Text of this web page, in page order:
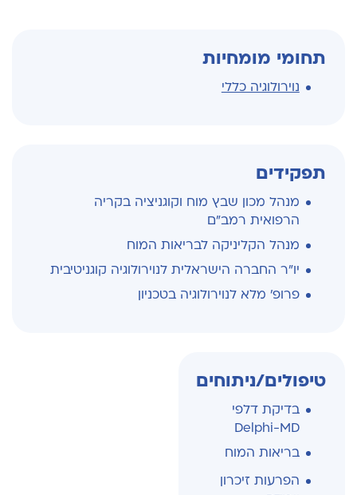
תחומי מומחיות
נוירולוגיה כללי
תפקידים
מנהל מכון שבץ מוח וקוגניציה בקריה
הרפואית רמב"ם
מנהל הקליניקה לבריאות המוח
יו"ר החברה הישראלית לנוירולוגיה קוגניטיבית
פרופ' מלא לנוירולוגיה בטכניון
טיפולים/ניתוחים
בדיקת דלפי
Delphi-MD
בריאות המוח
הפרעות זיכרון